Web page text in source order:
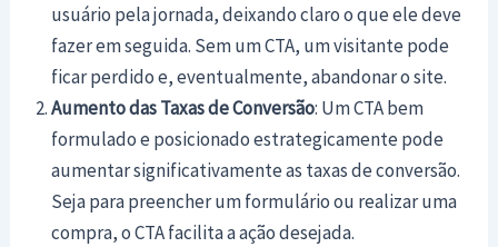
usuário pela jornada, deixando claro o que ele deve
fazer em seguida. Sem um CTA, um visitante pode
ficar perdido e, eventualmente, abandonar o site.
Aumento das Taxas de Conversão: Um CTA bem
formulado e posicionado estrategicamente pode
aumentar significativamente as taxas de conversão.
Seja para preencher um formulário ou realizar uma
compra, o CTA facilita a ação desejada.